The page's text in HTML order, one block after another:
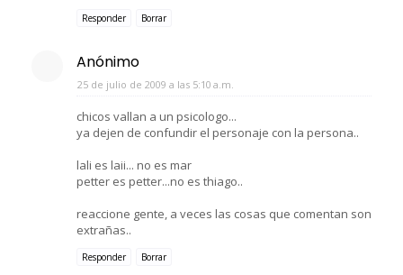
Responder Borrar
Anónimo
25 de julio de 2009 a las 5:10 a.m.
chicos vallan a un psicologo...
ya dejen de confundir el personaje con la persona..
lali es laii... no es mar
petter es petter...no es thiago..
reaccione gente, a veces las cosas que comentan son
extrañas..
Responder Borrar